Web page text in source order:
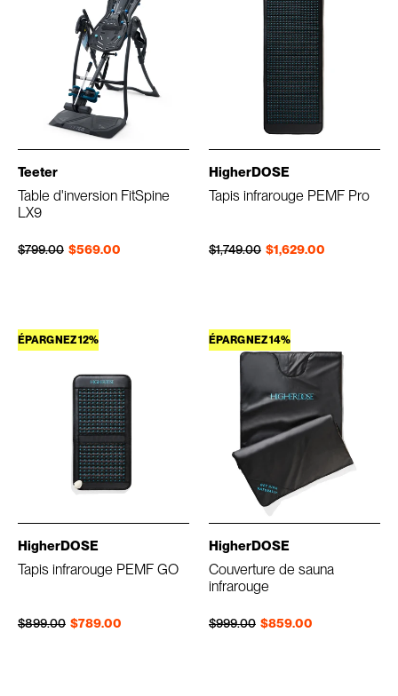
Teeter
Table d'inversion FitSpine
LX9
$569.00
Prix régulier
$799.00
Prix réduit
HigherDOSE
Tapis infrarouge PEMF Pro
$1,629.00
Prix régulier
$1,749.00
Prix réduit
ÉPARGNEZ 12%
HigherDOSE
Tapis infrarouge PEMF GO
$789.00
Prix régulier
$899.00
Prix réduit
ÉPARGNEZ 14%
HigherDOSE
Couverture de sauna
infrarouge
$859.00
Prix régulier
$999.00
Prix réduit